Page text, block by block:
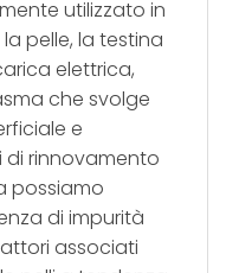
utilizzato in
pelle, la testina
elettrica,
che svolge
e
di rinnovamento
possiamo
di impurità
associati